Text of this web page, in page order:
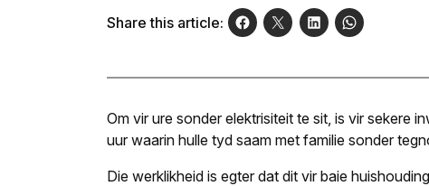
Share this article:
Om vir ure sonder elektrisiteit te sit, is vir sekere
uur waarin hulle tyd saam met familie sonder
Die werklikheid is egter dat dit vir baie